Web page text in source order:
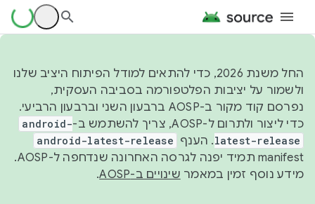
החל משנת 2026, כדי להתאים למודל הפיתוח היציב שלנו
ולשמור על יציבות הפלטפורמה בסביבה העסקית,
נפרסם קוד מקור ב-AOSP ברבעון השני וברבעון הרביעי.
כדי ליצור ולתרום ל-AOSP, צריך להשתמש ב-
android-
latest-release. הענף android-latest-release
manifest תמיד יפנה לגרסה האחרונה שנדחפה ל-AOSP.
מידע נוסף זמין במאמר שינויים ב-AOSP .